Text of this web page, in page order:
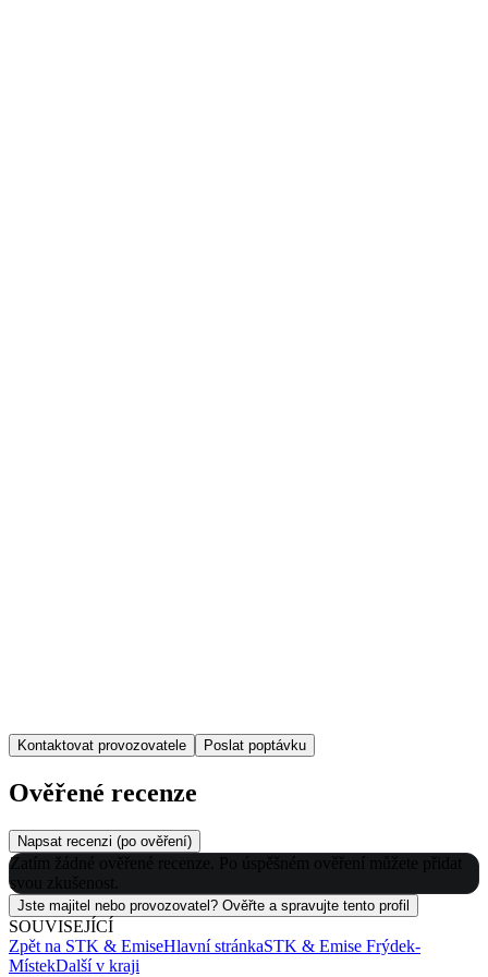
Kontaktovat provozovatele Poslat poptávku
Ověřené recenze
Napsat recenzi (po ověření)
Zatím žádné ověřené recenze. Po úspěšném ověření můžete přidat
svou zkušenost.
Jste majitel nebo provozovatel? Ověřte a spravujte tento profil
SOUVISEJÍCÍ
Zpět na STK & EmiseHlavní stránkaSTK & Emise Frýdek-
MístekDalší v kraji